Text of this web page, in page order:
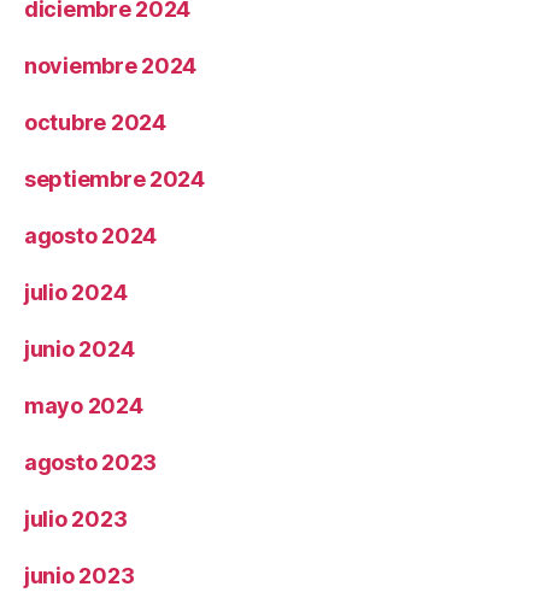
diciembre 2024
noviembre 2024
octubre 2024
septiembre 2024
agosto 2024
julio 2024
junio 2024
mayo 2024
agosto 2023
julio 2023
junio 2023